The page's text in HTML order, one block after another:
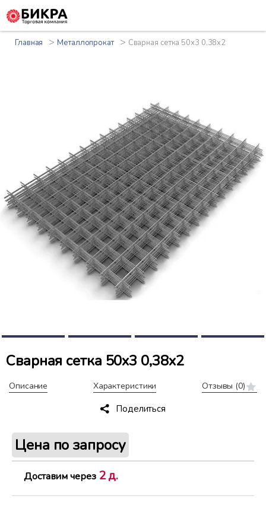
Главная >Металлопрокат > Сварная сетка 50х3 0,38х2
Сварная сетка 50х3 0,38х2
Описание Характеристики Отзывы (0)
Поделиться
Цена по запросу
Доставим через 2 д.